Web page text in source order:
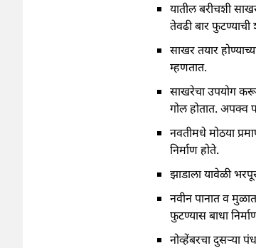
यातील बरीचशी
तेवढी बार
साखर तयार
म्हणतात.
साखरेचा उपयोग
गोल होतात. अपक्व
नवतीमधे मोठया
निर्माण होते.
झाडाला यावेळी
नवीन पानात व
फुटण्यास बाधा
नोव्हेंबरचा दुसऱ्या